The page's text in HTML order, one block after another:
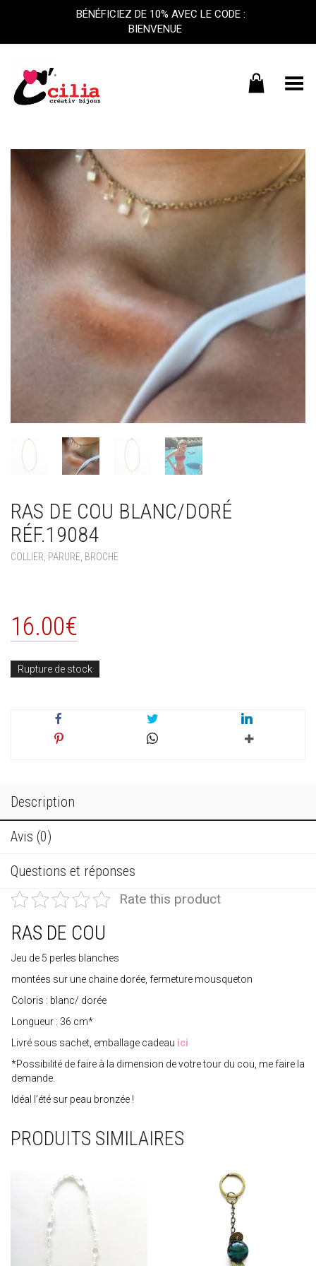
Basculer le menu
RAS DE COU BLANC/DORÉ
RÉF.19084
COLLIER, PARURE, BROCHE
16.00€
Rupture de stock
Description
Avis (0)
Questions et réponses
Rate this product
RAS DE COU
Jeu de 5 perles blanches
montées sur une chaine dorée, fermeture mousqueton
Coloris : blanc/ dorée
Longueur : 36 cm*
Livré sous sachet, emballage cadeau ici
*Possibilité de faire à la dimension de votre tour du cou, me faire la
demande.
Idéal l’été sur peau bronzée !
PRODUITS SIMILAIRES
BÉNÉFICIEZ DE 10% AVEC LE CODE :
BIENVENUE